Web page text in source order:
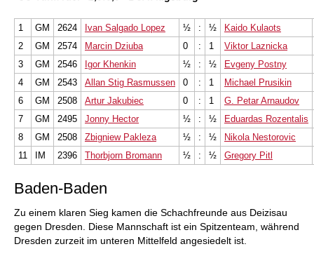
1 GM 2624 Ivan Salgado Lopez ½ : ½
Kaido Kulaots
2
GM 2574 Marcin Dziuba 0 : 1
Viktor Laznicka
3
GM 2546 Igor Khenkin ½ : ½
Evgeny Postny
4
GM 2543 Allan Stig Rasmussen 0 : 1
Michael Prusikin
6
GM 2508 Artur Jakubiec 0 : 1
G. Petar Arnaudov
7
GM 2495 Jonny Hector ½ : ½
Eduardas Rozentalis
8
GM 2508 Zbigniew Pakleza ½ : ½
Nikola Nestorovic
11
IM 2396 Thorbjorn Bromann ½ : ½ Gregory Pitl
Baden-Baden
Zu einem klaren Sieg kamen die Schachfreunde aus Deizisau
gegen Dresden. Diese Mannschaft ist ein Spitzenteam, während
Dresden zurzeit im unteren Mittelfeld angesiedelt ist.